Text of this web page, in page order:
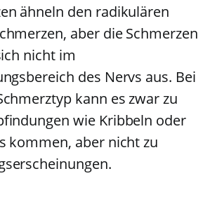
ähneln den radikulären
aber die Schmerzen
nicht im
des Nervs aus. Bei
kann es zwar zu
wie Kribbeln oder
kommen, aber nicht zu